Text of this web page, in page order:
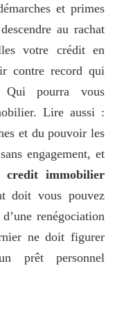
et primes
au rachat
votre crédit en
contre record qui
Qui pourra vous
Lire aussi :
et du pouvoir les
engagement, et
immobilier
doit vous pouvez
renégociation
ne doit figurer
prêt personnel